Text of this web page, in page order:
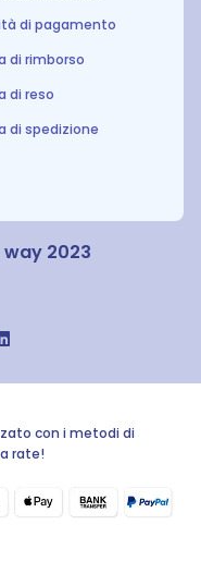
di pagamento
di rimborso
di reso
di spedizione
2023
con i metodi di
rate!